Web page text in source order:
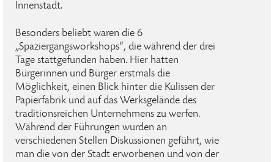
Innenstadt.
Besonders beliebt waren die 6
„Spaziergangsworkshops“, die während der drei
Tage stattgefunden haben. Hier hatten
Bürgerinnen und Bürger erstmals die
Möglichkeit, einen Blick hinter die Kulissen der
Papierfabrik und auf das Werksgelände des
traditionsreichen Unternehmens zu werfen.
Während der Führungen wurden an
verschiedenen Stellen Diskussionen geführt, wie
man die von der Stadt erworbenen und von der